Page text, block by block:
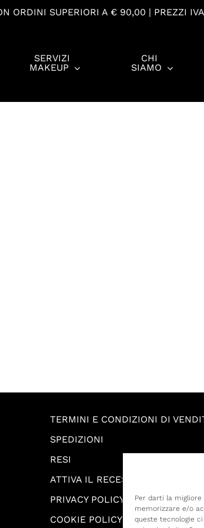
Per darti la migliore
memorizzare e/o
queste tecnologie
ORDINI SUPERIORI A € 90,00 | PREZZI
SERVIZI
MAKEUP
CHI
SIAMO
TERMINI E CONDIZIONI DI
SPEDIZIONI
RESI
ATTIVA IL RECESSO
PRIVACY POLICY
COOKIE POLICY